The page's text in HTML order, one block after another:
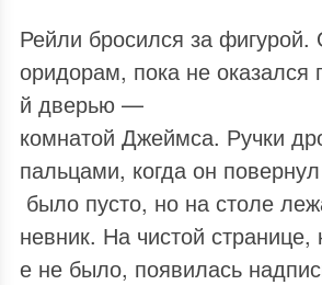
Рейли бросился за
оридорам, пока не оказался
й дверью —
комнатой Джеймса. Ручки
пальцами, когда он
было пусто, но на столе
невник. На чистой странице,
е не было, появилась